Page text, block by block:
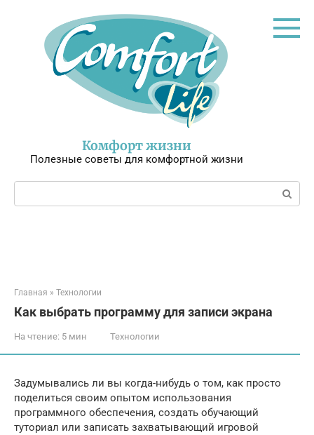
Комфорт жизни
Полезные советы для комфортной жизни
Поиск:
Главная » Технологии
Как выбрать программу для записи экрана
На чтение: 5 мин Технологии
Задумывались ли вы когда-нибудь о том, как просто
поделиться своим опытом использования
программного обеспечения, создать обучающий
туториал или записать захватывающий игровой